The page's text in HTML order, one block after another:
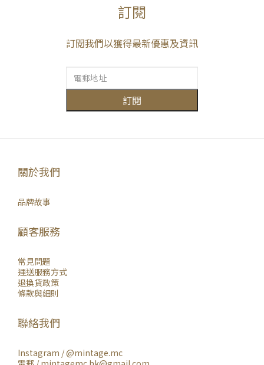
訂閱
訂閱我們以獲得最新優惠及資訊
訂閱
關於我們
品牌故事
顧客服務
常見問題
運送服務方式
退換貨政策
條款與細則
聯絡我們
Instagram /@mintage.mc